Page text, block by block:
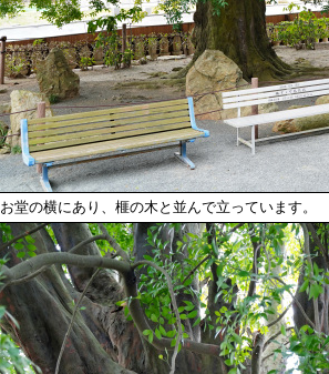
お堂の横にあり、榧の木と並んで立っています。